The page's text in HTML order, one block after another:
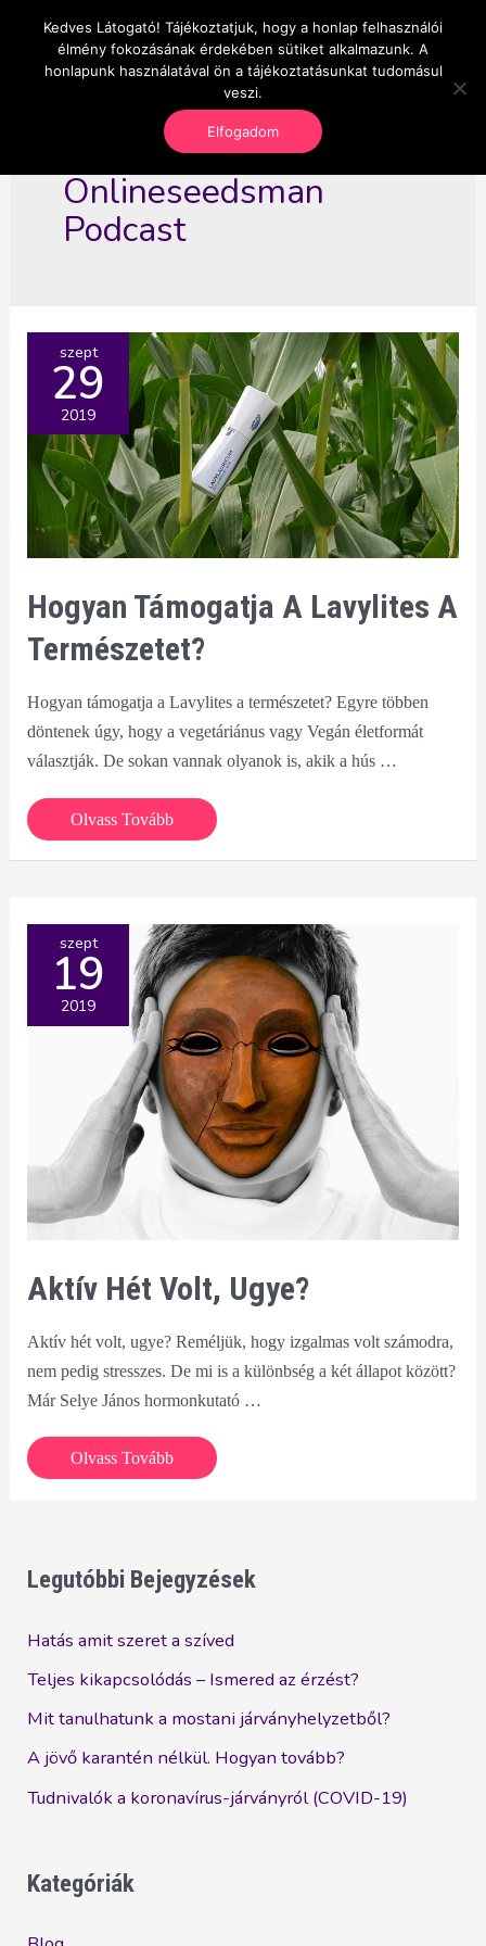
content
OnlineSeedsMan
Üzlet és szabadság
Main
Onlineseedsman
Podcast
szept
29
2019
Hogyan Támogatja A Lavylites A
Természetet?
Hogyan támogatja a Lavylites a természetet? Egyre többen
döntenek úgy, hogy a vegetáriánus vagy Vegán életformát
választják. De sokan vannak olyanok is, akik a hús …
Hogyan
támogatja
természetet?
Olvass Tovább
szept
19
2019
Aktív Hét Volt, Ugye?
Aktív hét volt, ugye? Reméljük, hogy izgalmas volt számodra,
nem pedig stresszes. De mi is a különbség a két állapot között?
Már Selye János hormonkutató …
Aktív
Olvass Tovább
Legutóbbi Bejegyzések
Hatás amit szeret a szíved
Teljes kikapcsolódás – Ismered az érzést?
Mit tanulhatunk a mostani járványhelyzetből?
A jövő karantén nélkül. Hogyan tovább?
Tudnivalók a koronavírus-járványról (COVID-19)
Kategóriák
Kedves Látogató! Tájékoztatjuk, hogy a honlap felhasználói
élmény fokozásának érdekében sütiket alkalmazunk. A
honlapunk használatával ön a tájékoztatásunkat tudomásul
veszi.
Elfogadom